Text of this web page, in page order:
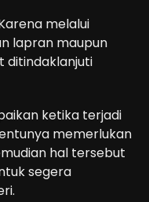
melalui
lapran maupun
ditindaklanjuti
ketika terjadi
memerlukan
hal tersebut
segera